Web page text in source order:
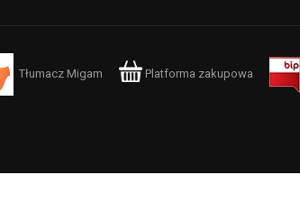
Tłumacz Migam Platforma zakupowa